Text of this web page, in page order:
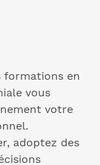
formations en
vous
votre
adoptez des